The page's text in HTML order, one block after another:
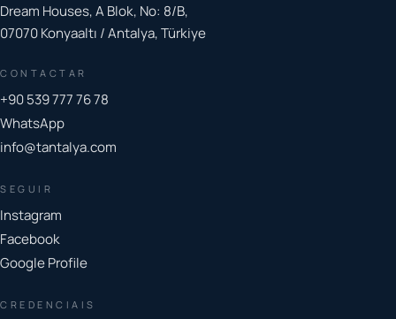
Dream Houses, A Blok, No: 8/B,
07070 Konyaaltı / Antalya, Türkiye
CONTACTAR
+90 539 777 76 78
WhatsApp
info@tantalya.com
SEGUIR
Instagram
Facebook
Google Profile
CREDENCIAIS